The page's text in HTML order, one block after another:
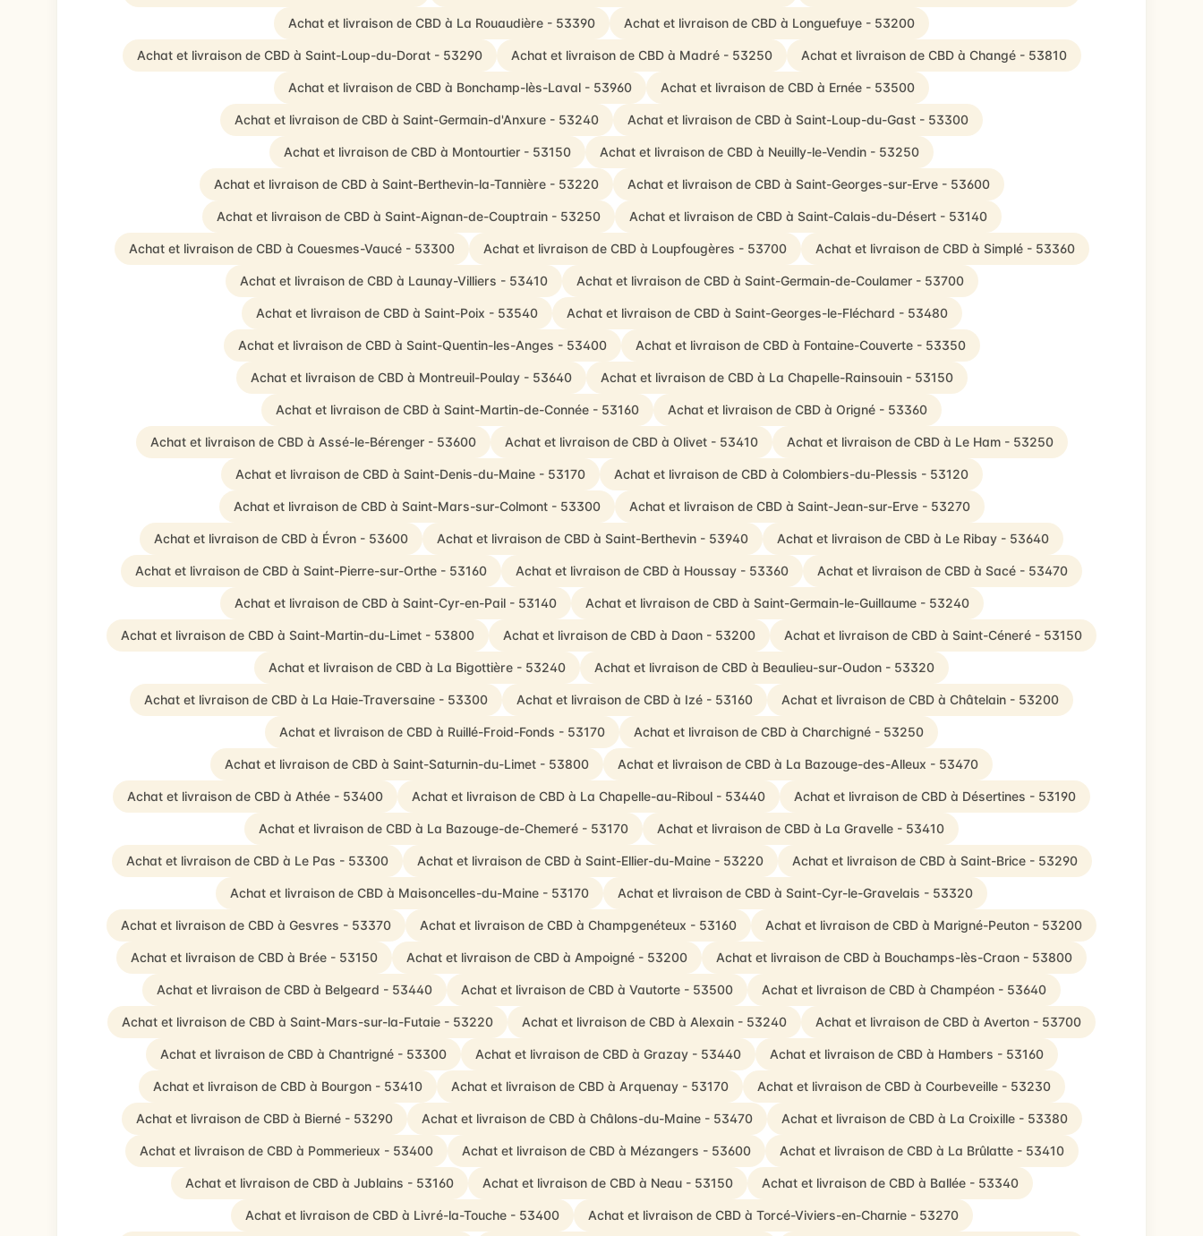
Achat et livraison de CBD à La Rouaudière - 53390 Achat et livraison de CBD à Longuefuye - 53200
Achat et livraison de CBD à Saint-Loup-du-Dorat - 53290 Achat et livraison de CBD à Madré - 53250 Achat et livraison de CBD à Changé - 53810
Achat et livraison de CBD à Bonchamp-lès-Laval - 53960 Achat et livraison de CBD à Ernée - 53500
Achat et livraison de CBD à Saint-Germain-d'Anxure - 53240 Achat et livraison de CBD à Saint-Loup-du-Gast - 53300
Achat et livraison de CBD à Montourtier - 53150 Achat et livraison de CBD à Neuilly-le-Vendin - 53250
Achat et livraison de CBD à Saint-Berthevin-la-Tannière - 53220 Achat et livraison de CBD à Saint-Georges-sur-Erve - 53600
Achat et livraison de CBD à Saint-Aignan-de-Couptrain - 53250 Achat et livraison de CBD à Saint-Calais-du-Désert - 53140
Achat et livraison de CBD à Couesmes-Vaucé - 53300 Achat et livraison de CBD à Loupfougères - 53700 Achat et livraison de CBD à Simplé - 53360
Achat et livraison de CBD à Launay-Villiers - 53410 Achat et livraison de CBD à Saint-Germain-de-Coulamer - 53700
Achat et livraison de CBD à Saint-Poix - 53540 Achat et livraison de CBD à Saint-Georges-le-Fléchard - 53480
Achat et livraison de CBD à Saint-Quentin-les-Anges - 53400 Achat et livraison de CBD à Fontaine-Couverte - 53350
Achat et livraison de CBD à Montreuil-Poulay - 53640 Achat et livraison de CBD à La Chapelle-Rainsouin - 53150
Achat et livraison de CBD à Saint-Martin-de-Connée - 53160 Achat et livraison de CBD à Origné - 53360
Achat et livraison de CBD à Assé-le-Bérenger - 53600 Achat et livraison de CBD à Olivet - 53410 Achat et livraison de CBD à Le Ham - 53250
Achat et livraison de CBD à Saint-Denis-du-Maine - 53170 Achat et livraison de CBD à Colombiers-du-Plessis - 53120
Achat et livraison de CBD à Saint-Mars-sur-Colmont - 53300 Achat et livraison de CBD à Saint-Jean-sur-Erve - 53270
Achat et livraison de CBD à Évron - 53600 Achat et livraison de CBD à Saint-Berthevin - 53940 Achat et livraison de CBD à Le Ribay - 53640
Achat et livraison de CBD à Saint-Pierre-sur-Orthe - 53160 Achat et livraison de CBD à Houssay - 53360 Achat et livraison de CBD à Sacé - 53470
Achat et livraison de CBD à Saint-Cyr-en-Pail - 53140 Achat et livraison de CBD à Saint-Germain-le-Guillaume - 53240
Achat et livraison de CBD à Saint-Martin-du-Limet - 53800 Achat et livraison de CBD à Daon - 53200 Achat et livraison de CBD à Saint-Céneré - 53150
Achat et livraison de CBD à La Bigottière - 53240 Achat et livraison de CBD à Beaulieu-sur-Oudon - 53320
Achat et livraison de CBD à La Haie-Traversaine - 53300 Achat et livraison de CBD à Izé - 53160 Achat et livraison de CBD à Châtelain - 53200
Achat et livraison de CBD à Ruillé-Froid-Fonds - 53170 Achat et livraison de CBD à Charchigné - 53250
Achat et livraison de CBD à Saint-Saturnin-du-Limet - 53800 Achat et livraison de CBD à La Bazouge-des-Alleux - 53470
Achat et livraison de CBD à Athée - 53400 Achat et livraison de CBD à La Chapelle-au-Riboul - 53440 Achat et livraison de CBD à Désertines - 53190
Achat et livraison de CBD à La Bazouge-de-Chemeré - 53170 Achat et livraison de CBD à La Gravelle - 53410
Achat et livraison de CBD à Le Pas - 53300 Achat et livraison de CBD à Saint-Ellier-du-Maine - 53220 Achat et livraison de CBD à Saint-Brice - 53290
Achat et livraison de CBD à Maisoncelles-du-Maine - 53170 Achat et livraison de CBD à Saint-Cyr-le-Gravelais - 53320
Achat et livraison de CBD à Gesvres - 53370 Achat et livraison de CBD à Champgenéteux - 53160 Achat et livraison de CBD à Marigné-Peuton - 53200
Achat et livraison de CBD à Brée - 53150 Achat et livraison de CBD à Ampoigné - 53200 Achat et livraison de CBD à Bouchamps-lès-Craon - 53800
Achat et livraison de CBD à Belgeard - 53440 Achat et livraison de CBD à Vautorte - 53500 Achat et livraison de CBD à Champéon - 53640
Achat et livraison de CBD à Saint-Mars-sur-la-Futaie - 53220 Achat et livraison de CBD à Alexain - 53240 Achat et livraison de CBD à Averton - 53700
Achat et livraison de CBD à Chantrigné - 53300 Achat et livraison de CBD à Grazay - 53440 Achat et livraison de CBD à Hambers - 53160
Achat et livraison de CBD à Bourgon - 53410 Achat et livraison de CBD à Arquenay - 53170 Achat et livraison de CBD à Courbeveille - 53230
Achat et livraison de CBD à Bierné - 53290 Achat et livraison de CBD à Châlons-du-Maine - 53470 Achat et livraison de CBD à La Croixille - 53380
Achat et livraison de CBD à Pommerieux - 53400 Achat et livraison de CBD à Mézangers - 53600 Achat et livraison de CBD à La Brûlatte - 53410
Achat et livraison de CBD à Jublains - 53160 Achat et livraison de CBD à Neau - 53150 Achat et livraison de CBD à Ballée - 53340
Achat et livraison de CBD à Livré-la-Touche - 53400 Achat et livraison de CBD à Torcé-Viviers-en-Charnie - 53270